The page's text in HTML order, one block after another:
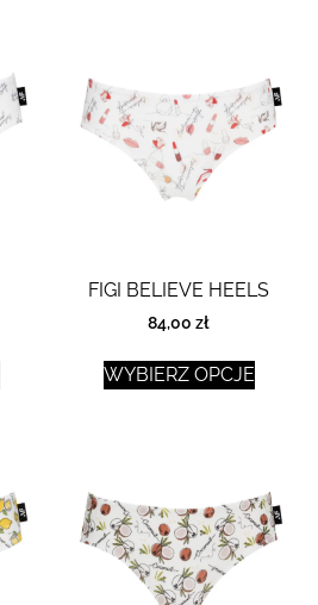
FIGI BELIEVE HEELS
84,00 zł
WYBIERZ OPCJE